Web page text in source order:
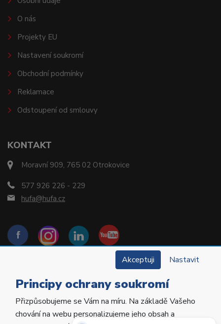
KONTAKT
Moravní 909, 765 02 Otrokovice
577 926 226 - 229
hufa@hufa.cz
O nás
Projekty EU
Nastavení soukromí
Obchodní podmínky
Reklamace
Odstoupení od smlouvy
Copyright © 2022 Hu-Fa Dental a.s. Všechna práva
vyhrazena.
Akceptuji Nastavit
Principy ochrany soukromí
Přizpůsobujeme se Vám na míru. Na základě Vašeho
chování na webu personalizujeme jeho obsah a
Potřebujete poradit?Zeptejte se našeho